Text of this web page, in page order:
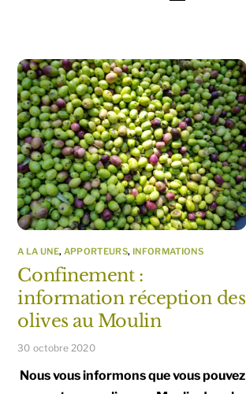
A LA UNE, APPORTEURS, INFORMATIONS
Confinement :
information réception des
olives au Moulin
30 octobre 2020
Nous vous informons que vous pouvez